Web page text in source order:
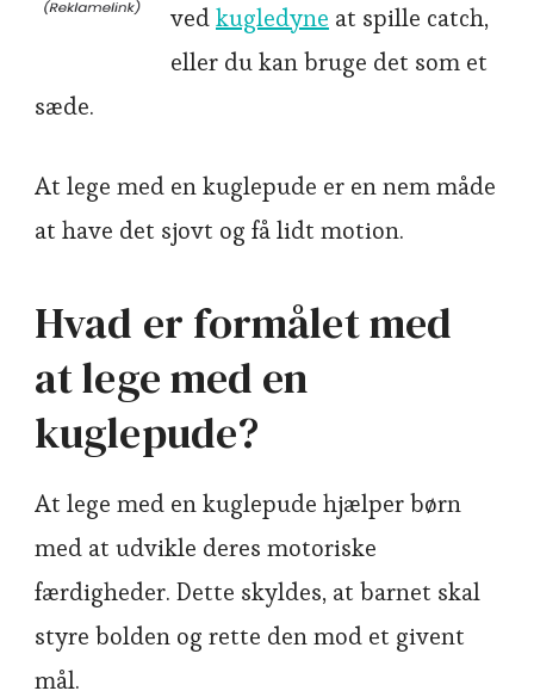
vedkugledyne at spille catch,
eller du kan bruge det som et
sæde.
At lege med en kuglepude er en nem måde
at have det sjovt og få lidt motion.
Hvad er formålet med
at lege med en
kuglepude?
At lege med en kuglepude hjælper børn
med at udvikle deres motoriske
færdigheder. Dette skyldes, at barnet skal
styre bolden og rette den mod et givent
mål.